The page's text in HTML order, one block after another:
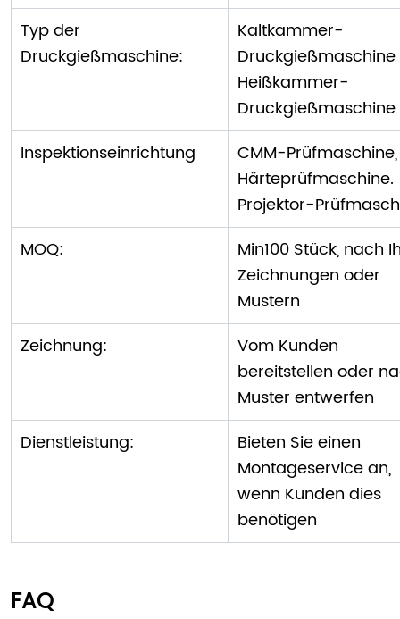
Typ der
Druckgießmaschine:
Kaltkammer-
Heißkammer-
Druckgießmaschine
Inspektionseinrichtung
CMM-Prüfmaschine,
Härteprüfmaschine.
Projektor-
MOQ:
Min100 Stück, nach
Zeichnungen oder
Mustern
Zeichnung:
Vom Kunden
bereitstellen oder
Muster entwerfen
Dienstleistung:
Bieten Sie einen
Montageservice an,
wenn Kunden dies
benötigen
FAQ